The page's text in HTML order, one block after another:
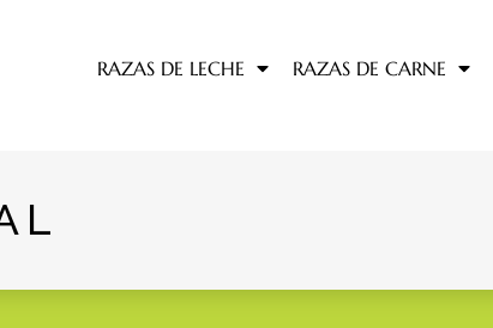
RAZAS DE LECHE RAZAS DE CARNE